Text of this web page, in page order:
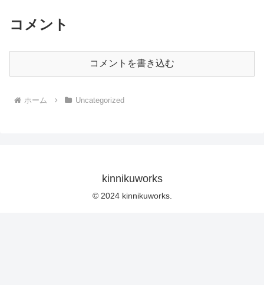
コメント
コメントを書き込む
ホーム Uncategorized
kinnikuworks
© 2024 kinnikuworks.